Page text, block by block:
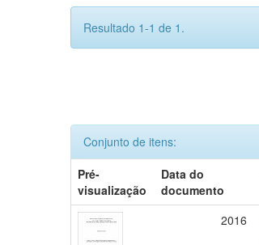
Resultado 1-1 de 1.
Conjunto de itens:
Pré-
visualização
Data do
documento
2016